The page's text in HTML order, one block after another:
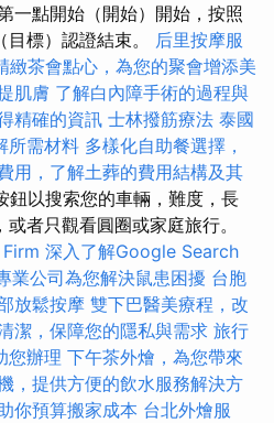
一點開始（開始）開始，按照
標）認證結束。 后里按摩服
緻茶會點心，為您的聚會增添美
肌膚 了解白內障手術的過程與
精確的資訊 士林撥筋療法 泰國
所需材料 多樣化自助餐選擇，
用，了解土葬的費用結構及其
鈕以搜索您的車輛，難度，長
者只觀看圓圈或家庭旅行。
深入了解Google Search
業公司為您解決鼠患困擾 台胞
放鬆按摩 雙下巴醫美療程，改
潔，保障您的隱私與需求 旅行
您辦理 下午茶外燴，為您帶來
，提供方便的飲水服務解決方
你預算搬家成本 台北外燴服